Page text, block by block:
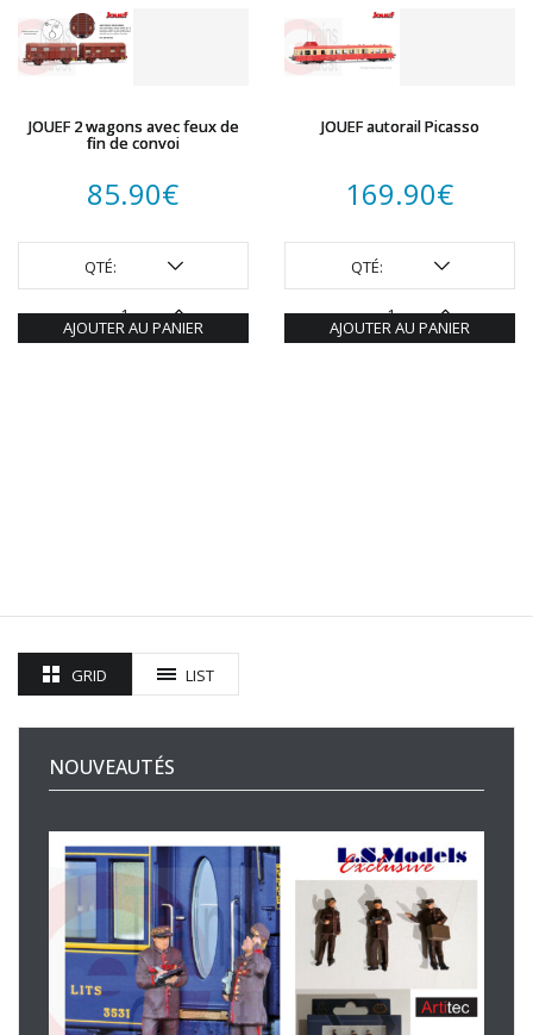
JOUEF 2 wagons avec feux de
fin de convoi
85.90€
QTÉ:
AJOUTER AU PANIER
JOUEF autorail Picasso
169.90€
QTÉ:
AJOUTER AU PANIER
GRID LIST
NOUVEAUTÉS